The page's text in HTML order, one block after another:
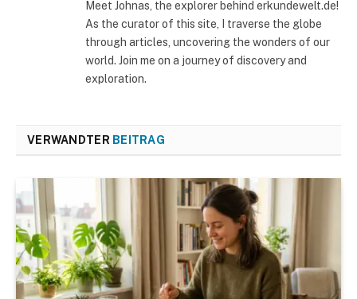
Meet Johnas, the explorer behind erkundewelt.de!
As the curator of this site, I traverse the globe
through articles, uncovering the wonders of our
world. Join me on a journey of discovery and
exploration.
VERWANDTER BEITRAG